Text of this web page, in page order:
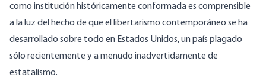
como institución históricamente conformada es comprensible
a la luz del hecho de que el libertarismo contemporáneo se ha
desarrollado sobre todo en Estados Unidos, un país plagado
sólo recientemente y a menudo inadvertidamente de
estatalismo.